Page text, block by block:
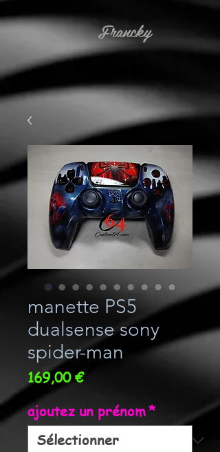
Francky
manette PS5
dualsense sony
spider-man
169,00 €Prix
ajoutez un prénom*